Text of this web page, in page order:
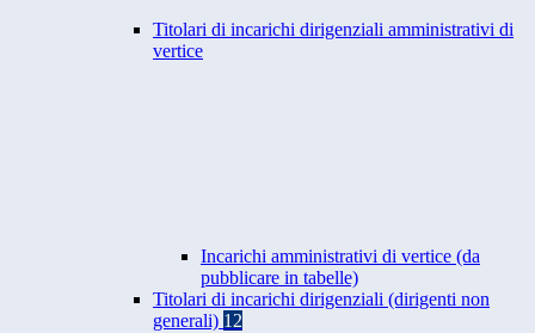
Titolari di incarichi dirigenziali amministrativi di
vertice
Incarichi amministrativi di vertice (da
pubblicare in tabelle)
Titolari di incarichi dirigenziali (dirigenti non
generali) 12